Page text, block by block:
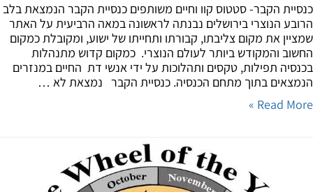
הקבר- סטטוס קוו וחיים משותפים כנסיית הקבר הנמצאת בלב
הנוצרי בירושלים נבנתה לראשונה במאה הרביעית על האתר
את מקום צליבתו, קבורתו ותחייתו של ישוע, ומקובלת כמקום
והמקודש ביותר לעולם הנוצרי. כמקום קדוש מתנהלות
תפילות, טקסים ותהלוכות על ידי אנשי דת החיים במנזרים
בתוך מתחם הכנסיה. כנסיית הקבר נמצאת לא …
Read